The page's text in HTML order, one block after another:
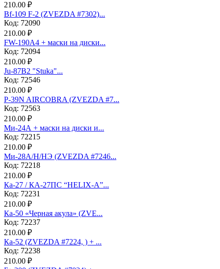
210.00 ₽
Bf-109 F-2 (ZVEZDA #7302)...
Код: 72090
210.00 ₽
FW-190A4 + маски на диски...
Код: 72094
210.00 ₽
Ju-87B2 "Stuka"...
Код: 72546
210.00 ₽
P-39N AIRCOBRA (ZVEZDA #7...
Код: 72563
210.00 ₽
Ми-24А + маски на диски и...
Код: 72215
210.00 ₽
Ми-28А/Н/НЭ (ZVEZDA #7246...
Код: 72218
210.00 ₽
Ка-27 / КА-27ПС “HELIX-A”...
Код: 72231
210.00 ₽
Ка-50 «Черная акула» (ZVE...
Код: 72237
210.00 ₽
Ка-52 (ZVEZDA #7224, ) + ...
Код: 72238
210.00 ₽